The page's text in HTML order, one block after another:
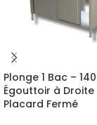
Plonge 1 Bac –
Égouttoir à Droite
Placard Fermé